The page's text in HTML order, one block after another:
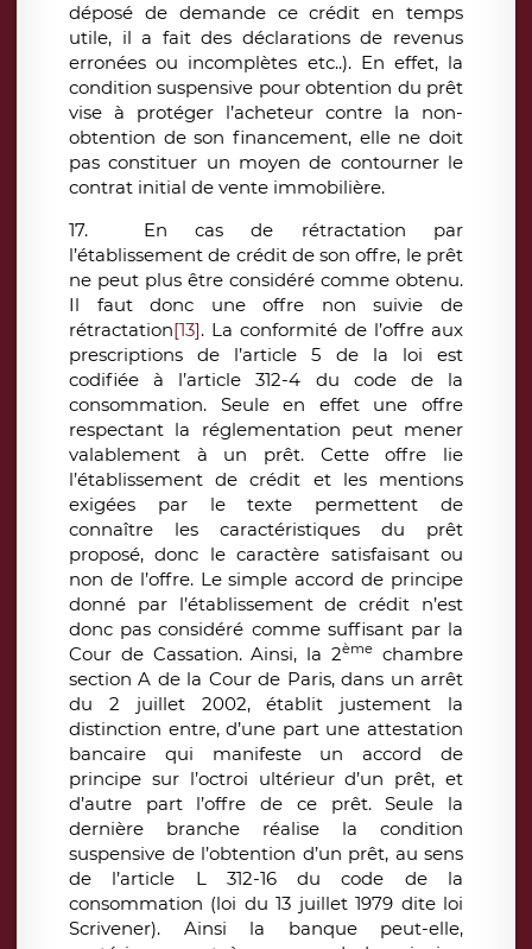
déposé de demande ce crédit en temps
utile, il a fait des déclarations de revenus
erronées ou incomplètes etc..). En effet, la
condition suspensive pour obtention du prêt
vise à protéger l’acheteur contre la non-
obtention de son financement, elle ne doit
pas constituer un moyen de contourner le
contrat initial de vente immobilière.
17. En cas de rétractation par
l’établissement de crédit de son offre, le prêt
ne peut plus être considéré comme obtenu.
Il faut donc une offre non suivie de
rétractation[13]. La conformité de l’offre aux
prescriptions de l’article 5 de la loi est
codifiée à l’article 312-4 du code de la
consommation. Seule en effet une offre
respectant la réglementation peut mener
valablement à un prêt. Cette offre lie
l’établissement de crédit et les mentions
exigées par le texte permettent de
connaître les caractéristiques du prêt
proposé, donc le caractère satisfaisant ou
non de l’offre. Le simple accord de principe
donné par l’établissement de crédit n’est
donc pas considéré comme suffisant par la
Cour de Cassation. Ainsi, la 2ème chambre
section A de la Cour de Paris, dans un arrêt
du 2 juillet 2002, établit justement la
distinction entre, d’une part une attestation
bancaire qui manifeste un accord de
principe sur l’octroi ultérieur d’un prêt, et
d’autre part l’offre de ce prêt. Seule la
dernière branche réalise la condition
suspensive de l’obtention d’un prêt, au sens
de l’article L 312-16 du code de la
consommation (loi du 13 juillet 1979 dite loi
Scrivener). Ainsi la banque peut-elle,